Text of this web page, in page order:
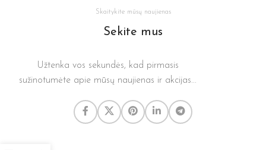
Skaitykite mūsų naujienas
Sekite mus
Užtenka vos sekundės, kad pirmasis
sužinotumėte apie mūsų naujienas ir akcijas...